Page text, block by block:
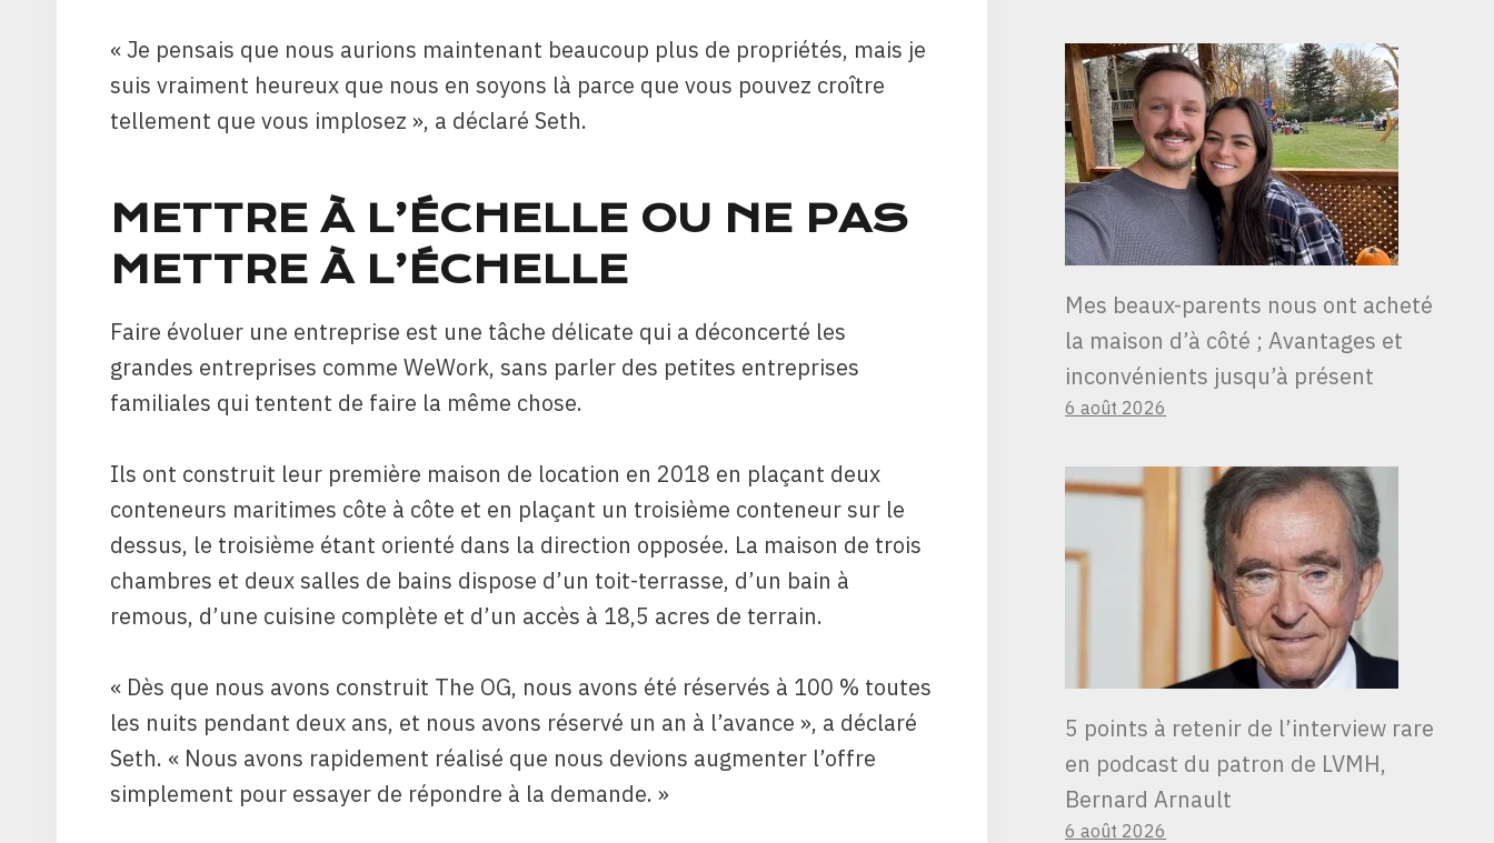
« Je pensais que nous aurions maintenant beaucoup plus de propriétés, mais je
suis vraiment heureux que nous en soyons là parce que vous pouvez croître
tellement que vous implosez », a déclaré Seth.
METTRE À L’ÉCHELLE OU NE PAS
METTRE À L’ÉCHELLE
Faire évoluer une entreprise est une tâche délicate qui a déconcerté les
grandes entreprises comme WeWork, sans parler des petites entreprises
familiales qui tentent de faire la même chose.
Ils ont construit leur première maison de location en 2018 en plaçant deux
conteneurs maritimes côte à côte et en plaçant un troisième conteneur sur le
dessus, le troisième étant orienté dans la direction opposée. La maison de trois
chambres et deux salles de bains dispose d’un toit-terrasse, d’un bain à
remous, d’une cuisine complète et d’un accès à 18,5 acres de terrain.
« Dès que nous avons construit The OG, nous avons été réservés à 100 % toutes
les nuits pendant deux ans, et nous avons réservé un an à l’avance », a déclaré
Seth. « Nous avons rapidement réalisé que nous devions augmenter l’offre
simplement pour essayer de répondre à la demande. »
Mes beaux-parents nous ont acheté
la maison d’à côté ; Avantages et
inconvénients jusqu’à présent
6 août 2026
5 points à retenir de l’interview rare
en podcast du patron de LVMH,
Bernard Arnault
6 août 2026